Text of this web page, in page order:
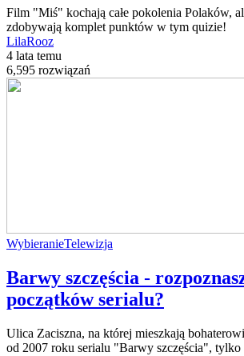
Film "Miś" kochają całe pokolenia Polaków,
zdobywają komplet punktów w tym quizie!
LilaRooz
4 lata temu
6,595 rozwiązań
WybieranieTelewizja
Barwy szczęścia -
początków serialu?
Ulica Zaciszna, na której mieszkają
od 2007 roku serialu "Barwy szczęścia", tylko